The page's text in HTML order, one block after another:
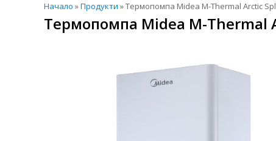
Начало »Продукти »Термопомпа Midea M-Thermal Arctic
Термопомпа Midea M-Thermal